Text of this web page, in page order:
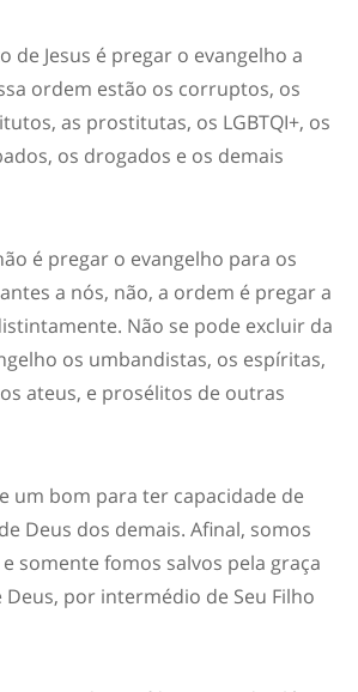
de Jesus é pregar o evangelho a
ordem estão os corruptos, os
as prostitutas, os LGBTQI+, os
os drogados e os demais
é pregar o evangelho para os
a nós, não, a ordem é pregar a
Não se pode excluir da
os umbandistas, os espíritas,
ateus, e prosélitos de outras
um bom para ter capacidade de
Deus dos demais. Afinal, somos
somente fomos salvos pela graça
Deus, por intermédio de Seu Filho